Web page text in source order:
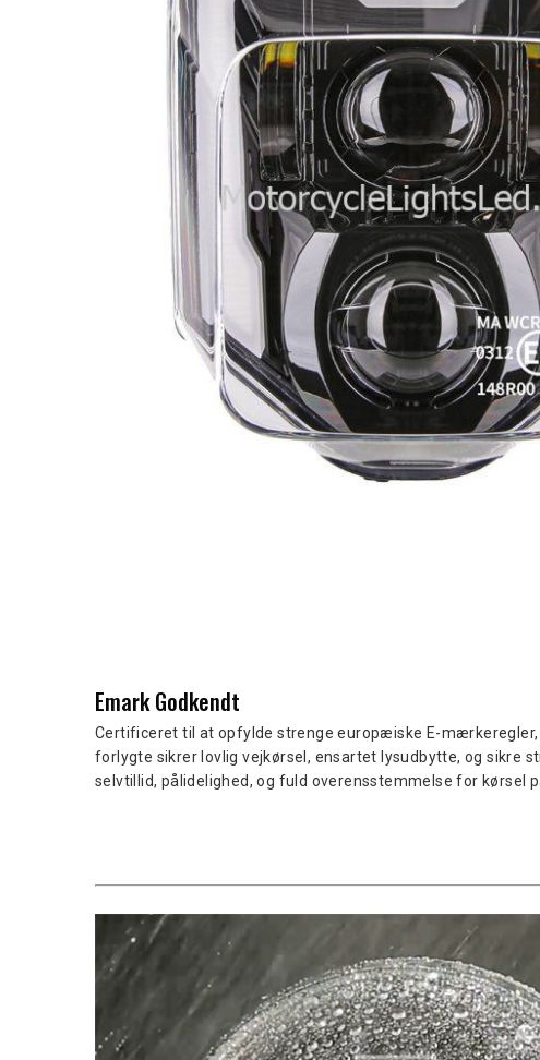
Emark Godkendt
Certificeret til at opfylde strenge europæiske E-mærkeregler,
forlygte sikrer lovlig vejkørsel, ensartet lysudbytte, og sikre
selvtillid, pålidelighed, og fuld overensstemmelse for kørsel